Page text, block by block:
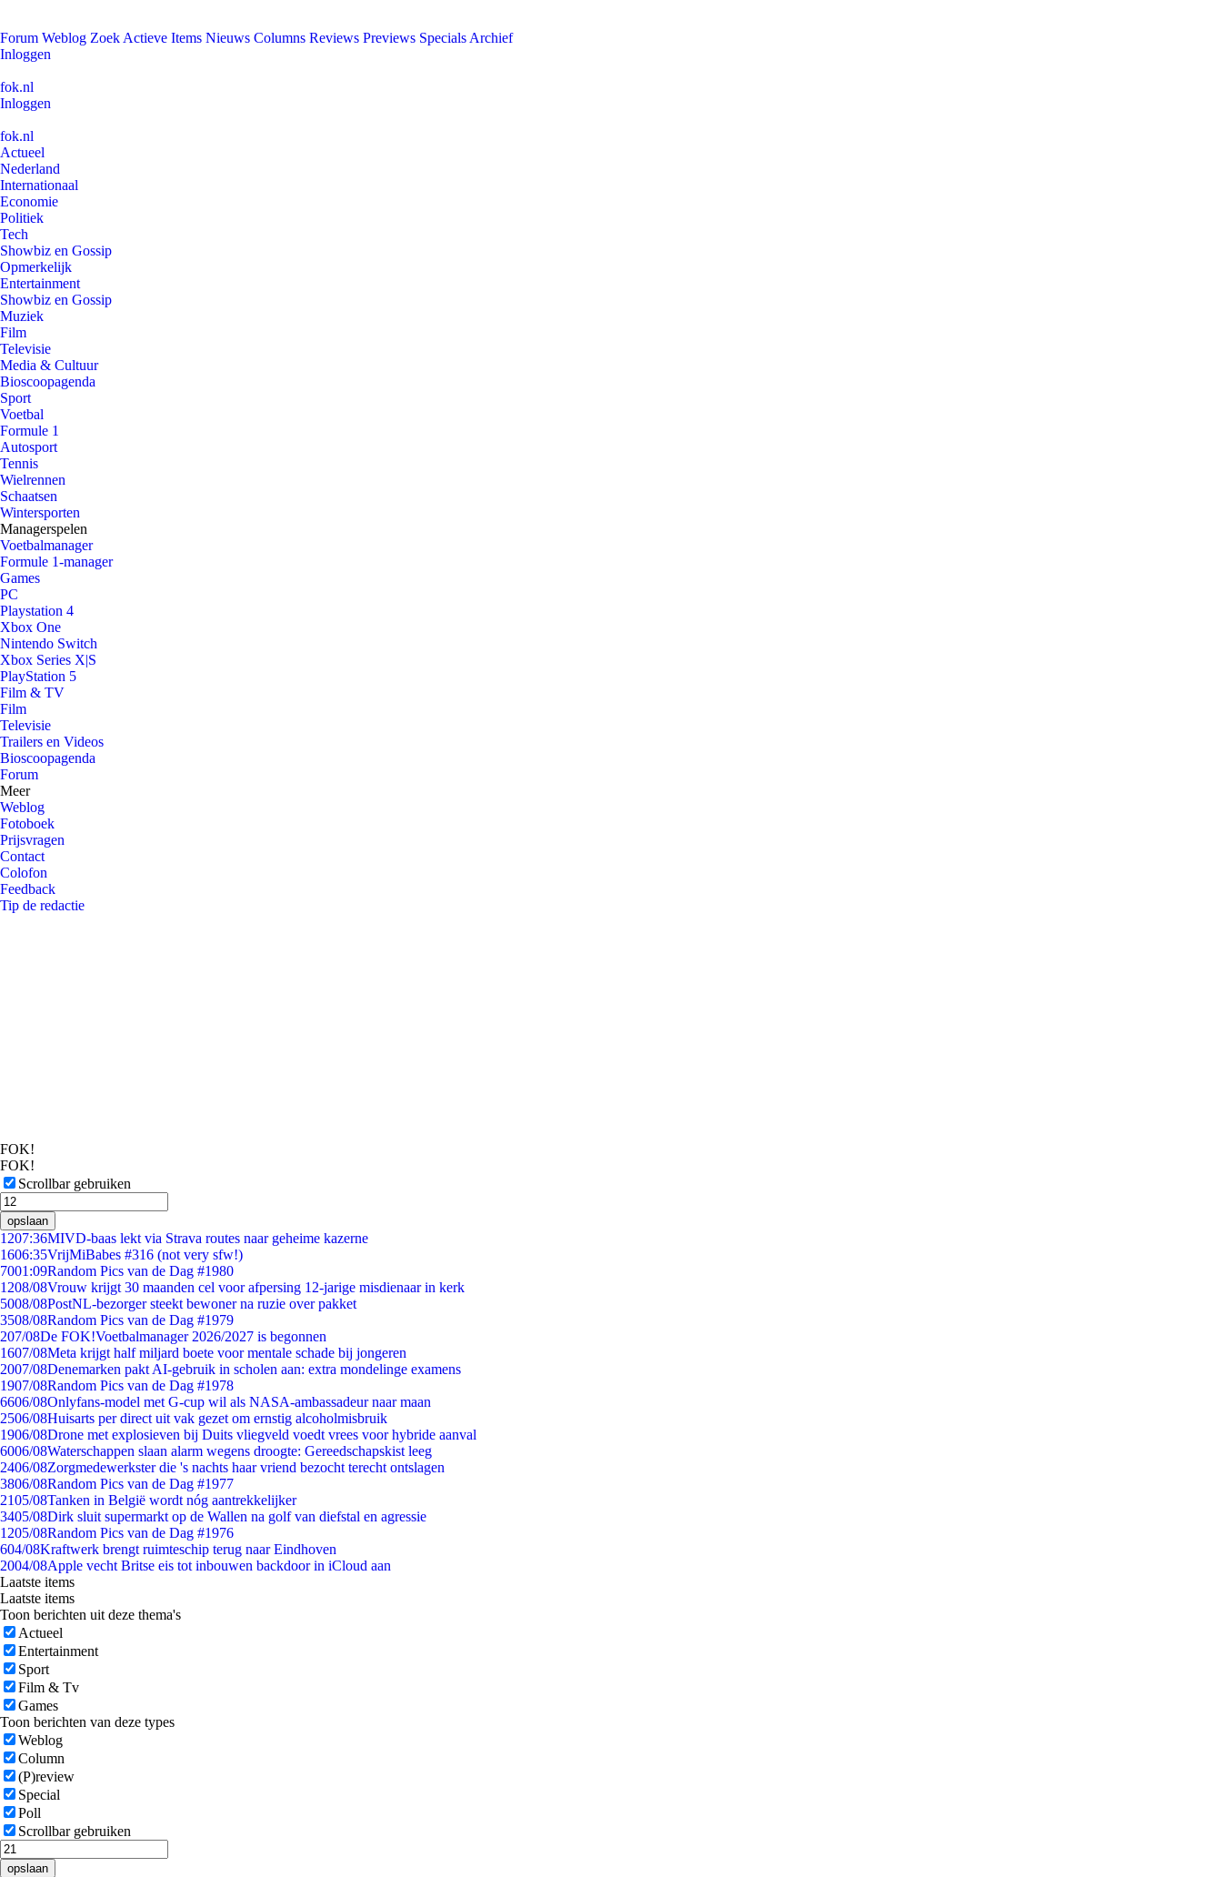
Forum Weblog Zoek Actieve Items Nieuws Columns Reviews Previews Specials Archief
Inloggen
fok.nl
Inloggen
fok.nl
Actueel
Nederland
Internationaal
Economie
Politiek
Tech
Showbiz en Gossip
Opmerkelijk
Entertainment
Showbiz en Gossip
Muziek
Film
Televisie
Media & Cultuur
Bioscoopagenda
Sport
Voetbal
Formule 1
Autosport
Tennis
Wielrennen
Schaatsen
Wintersporten
Managerspelen
Voetbalmanager
Formule 1-manager
Games
PC
Playstation 4
Xbox One
Nintendo Switch
Xbox Series X|S
PlayStation 5
Film & TV
Film
Televisie
Trailers en Videos
Bioscoopagenda
Forum
Meer
Weblog
Fotoboek
Prijsvragen
Contact
Colofon
Feedback
Tip de redactie
FOK!
FOK!
Scrollbar gebruiken
opslaan
1207:36MIVD-baas lekt via Strava routes naar geheime kazerne
1606:35VrijMiBabes #316 (not very sfw!)
7001:09Random Pics van de Dag #1980
1208/08Vrouw krijgt 30 maanden cel voor afpersing 12-jarige misdienaar in kerk
5008/08PostNL-bezorger steekt bewoner na ruzie over pakket
3508/08Random Pics van de Dag #1979
207/08De FOK!Voetbalmanager 2026/2027 is begonnen
1607/08Meta krijgt half miljard boete voor mentale schade bij jongeren
2007/08Denemarken pakt AI-gebruik in scholen aan: extra mondelinge examens
1907/08Random Pics van de Dag #1978
6606/08Onlyfans-model met G-cup wil als NASA-ambassadeur naar maan
2506/08Huisarts per direct uit vak gezet om ernstig alcoholmisbruik
1906/08Drone met explosieven bij Duits vliegveld voedt vrees voor hybride aanval
6006/08Waterschappen slaan alarm wegens droogte: Gereedschapskist leeg
2406/08Zorgmedewerkster die 's nachts haar vriend bezocht terecht ontslagen
3806/08Random Pics van de Dag #1977
2105/08Tanken in België wordt nóg aantrekkelijker
3405/08Dirk sluit supermarkt op de Wallen na golf van diefstal en agressie
1205/08Random Pics van de Dag #1976
604/08Kraftwerk brengt ruimteschip terug naar Eindhoven
2004/08Apple vecht Britse eis tot inbouwen backdoor in iCloud aan
Laatste items
Laatste items
Toon berichten uit deze thema's
Actueel
Entertainment
Sport
Film & Tv
Games
Toon berichten van deze types
Weblog
Column
(P)review
Special
Poll
Scrollbar gebruiken
opslaan